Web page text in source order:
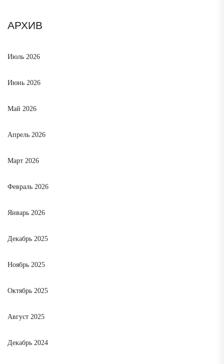
АРХИВ
Июль 2026
Июнь 2026
Май 2026
Апрель 2026
Март 2026
Февраль 2026
Январь 2026
Декабрь 2025
Ноябрь 2025
Октябрь 2025
Август 2025
Декабрь 2024